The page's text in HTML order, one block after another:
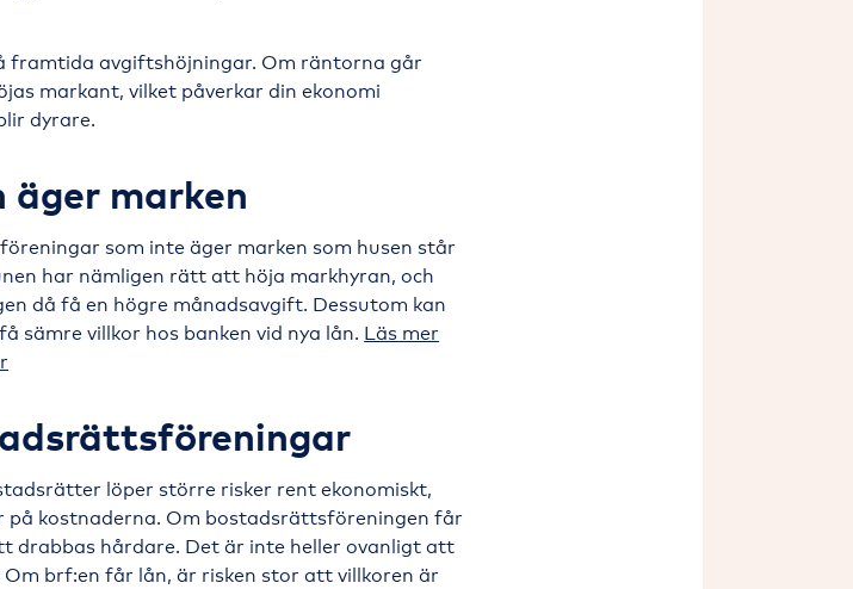
framtida avgiftshöjningar. Om räntorna går
markant, vilket påverkar din ekonomi
dyrare.
äger marken
som inte äger marken som husen står
har nämligen rätt att höja markhyran, och
då få en högre månadsavgift. Dessutom kan
villkor hos banken vid nya lån. Läs mer
löper större risker rent ekonomiskt,
på kostnaderna. Om bostadsrättsföreningen får
drabbas hårdare. Det är inte heller ovanligt att
brf:en får lån, är risken stor att villkoren är